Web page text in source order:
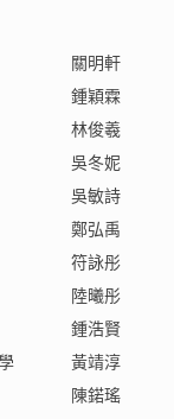
關明軒
鍾穎霖
林俊羲
吳冬妮
吳敏詩
鄭弘禹
符詠彤
陸曦彤
鍾浩賢
黃靖淳
陳鍩瑤